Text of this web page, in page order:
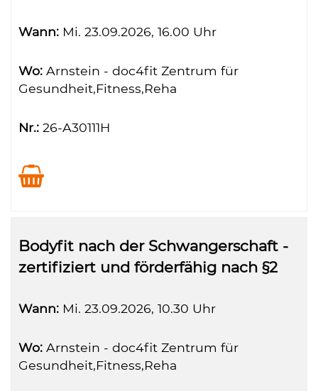
Wann: Mi. 23.09.2026, 16.00 Uhr
Wo: Arnstein - doc4fit Zentrum für
Gesundheit,Fitness,Reha
Nr.: 26-A30111H
Bodyfit nach der Schwangerschaft -
zertifiziert und förderfähig nach §2
Wann: Mi. 23.09.2026, 10.30 Uhr
Wo: Arnstein - doc4fit Zentrum für
Gesundheit,Fitness,Reha